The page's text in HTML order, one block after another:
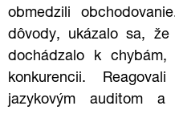
obmedzili
dôvody, ukázalo sa, že
dochádzalo k
konkurencii.
jazykovým auditom